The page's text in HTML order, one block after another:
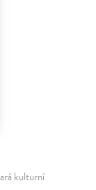
kulturní